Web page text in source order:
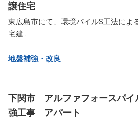
譲住宅
東広島市にて、環境パイルS工法によ
宅建...
地盤補強・改良​
下関市 アルファフォースパイ
強工事 アパート